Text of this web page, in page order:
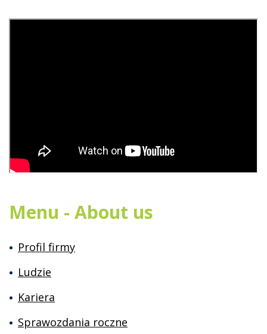
Menu - About us
Profil firmy
Ludzie
Kariera
Sprawozdania roczne